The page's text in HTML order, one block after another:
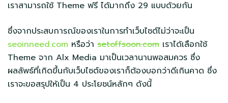
เราสามารถใช้ Theme ฟรี ได้มากถึง 29 แบบด้วยกัน
ซึ่งจากประสบการณ์ของเราในการทำเว็บไซต์ไม่ว่าจะเป็น
seoinneed.com หรือว่า setoffsoon.com เราได้เลือกใช้
Theme จาก Alx Media มาเป็นเวลานานพอสมควร ซึ่ง
ผลลัพธ์ที่เกิดขึ้นกับเว็บไซต์ของเราก็ต้องบอกว่าดีเกินคาด ซึ่ง
เราจะขอสรุปให้เป็น 4 ประโยชน์หลักๆ ดังนี้